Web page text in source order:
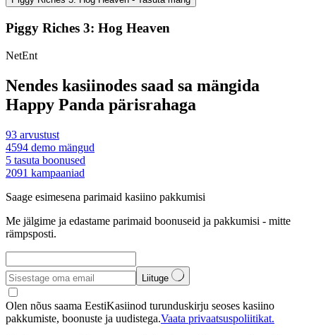
Piggy Riches 3: Hog Heaven
NetEnt
Nendes kasiinodes saad sa mängida
Happy Panda pärisrahaga
93 arvustust
4594 demo mängud
5 tasuta boonused
2091 kampaaniad
Saage esimesena parimaid kasiino pakkumisi
Me jälgime ja edastame parimaid boonuseid ja pakkumisi - mitte
rämpsposti.
Liituge
Olen nõus saama EestiKasiinod turunduskirju seoses kasiino
pakkumiste, boonuste ja uudistega.Vaata privaatsuspoliitikat.